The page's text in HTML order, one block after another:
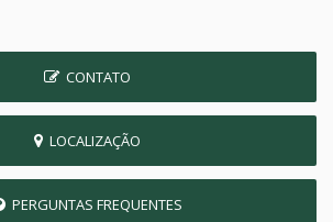
CONTATO
LOCALIZAÇÃO
PERGUNTAS FREQUENTES